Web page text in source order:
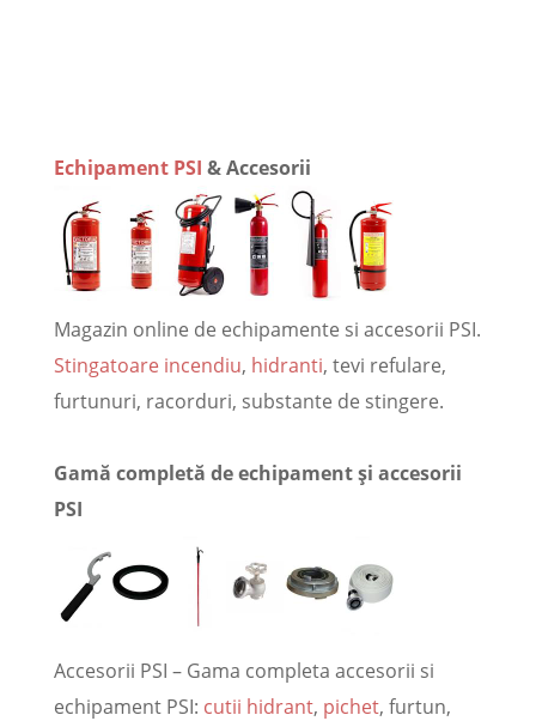
Echipament PSI & Accesorii
Magazin online de echipamente si accesorii PSI.
Stingatoare incendiu, hidranti, tevi refulare,
furtunuri, racorduri, substante de stingere.
Gamă completă de echipament și accesorii
PSI
Accesorii PSI – Gama completa accesorii si
echipament PSI: cutii hidrant, pichet, furtun,